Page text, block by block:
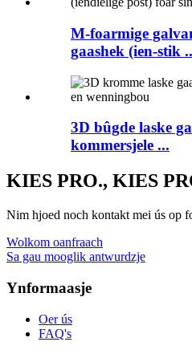
M-foarmige
gaashek (ien-stik
3D bûgde laske
kommersjele ...
KIES PRO., KIES
Nim hjoed noch kontakt mei ús op
Wolkom oanfraach
Sa gau mooglik antwurdzje
Ynformaasje
Oer ús
FAQ's